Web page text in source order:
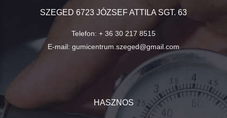
SZEGED 6723 JÓZSEF ATTILA SGT. 63
Telefon: + 36 30 217 8515
E-mail: gumicentrum.szeged@gmail.com
HASZNOS